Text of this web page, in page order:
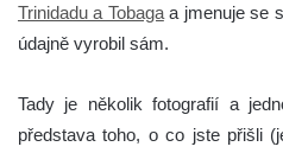
Trinidadu a Tobagaa jmenuje se
údajně vyrobil sám.
Tady je několik fotografií a
představa toho, o co jste přišli